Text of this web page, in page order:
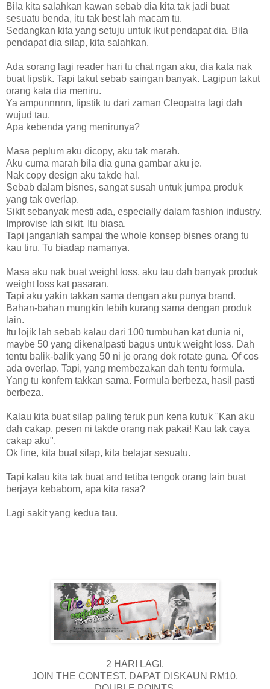
Bila kita salahkan kawan sebab dia kita tak jadi buat
sesuatu benda, itu tak best lah macam tu.
Sedangkan kita yang setuju untuk ikut pendapat dia. Bila
pendapat dia silap, kita salahkan.
Ada sorang lagi reader hari tu chat ngan aku, dia kata nak
buat lipstik. Tapi takut sebab saingan banyak. Lagipun takut
orang kata dia meniru.
Ya ampunnnnn, lipstik tu dari zaman Cleopatra lagi dah
wujud tau.
Apa kebenda yang menirunya?
Masa peplum aku dicopy, aku tak marah.
Aku cuma marah bila dia guna gambar aku je.
Nak copy design aku takde hal.
Sebab dalam bisnes, sangat susah untuk jumpa produk
yang tak overlap.
Sikit sebanyak mesti ada, especially dalam fashion industry.
Improvise lah sikit. Itu biasa.
Tapi janganlah sampai the whole konsep bisnes orang tu
kau tiru. Tu biadap namanya.
Masa aku nak buat weight loss, aku tau dah banyak produk
weight loss kat pasaran.
Tapi aku yakin takkan sama dengan aku punya brand.
Bahan-bahan mungkin lebih kurang sama dengan produk
lain.
Itu lojik lah sebab kalau dari 100 tumbuhan kat dunia ni,
maybe 50 yang dikenalpasti bagus untuk weight loss. Dah
tentu balik-balik yang 50 ni je orang dok rotate guna. Of cos
ada overlap. Tapi, yang membezakan dah tentu formula.
Yang tu konfem takkan sama. Formula berbeza, hasil pasti
berbeza.
Kalau kita buat silap paling teruk pun kena kutuk "Kan aku
dah cakap, pesen ni takde orang nak pakai! Kau tak caya
cakap aku".
Ok fine, kita buat silap, kita belajar sesuatu.
Tapi kalau kita tak buat and tetiba tengok orang lain buat
berjaya kebabom, apa kita rasa?
Lagi sakit yang kedua tau.
2 HARI LAGI.
JOIN THE CONTEST. DAPAT DISKAUN RM10.